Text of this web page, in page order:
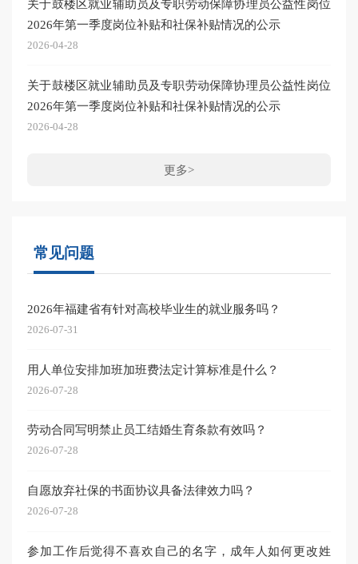
关于鼓楼区就业辅助员及专职劳动保障协理员公益性岗位
2026年第一季度岗位补贴和社保补贴情况的公示
2026-04-28
关于鼓楼区就业辅助员及专职劳动保障协理员公益性岗位
2026年第一季度岗位补贴和社保补贴情况的公示
2026-04-28
更多>
常见问题
2026年福建省有针对高校毕业生的就业服务吗？
2026-07-31
用人单位安排加班加班费法定计算标准是什么？
2026-07-28
劳动合同写明禁止员工结婚生育条款有效吗？
2026-07-28
自愿放弃社保的书面协议具备法律效力吗？
2026-07-28
参加工作后觉得不喜欢自己的名字，成年人如何更改姓